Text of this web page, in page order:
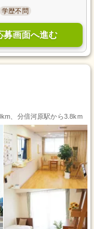
学歴不問
募画面へ進む
、分倍河原駅から3.8km